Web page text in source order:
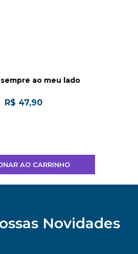
ao meu lado
R$ 47,90
AO CARRINHO
Novidades